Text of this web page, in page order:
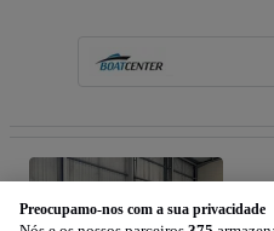
Preocupamo-nos com a sua privacidade